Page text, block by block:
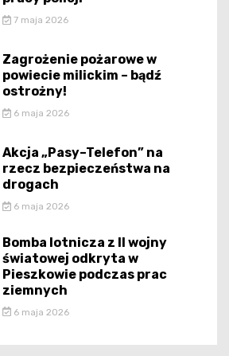
7 maja 2026
Zagrożenie pożarowe w
powiecie milickim – bądź
ostrożny!
6 maja 2026
Akcja „Pasy–Telefon” na
rzecz bezpieczeństwa na
drogach
6 maja 2026
Bomba lotnicza z II wojny
światowej odkryta w
Pieszkowie podczas prac
ziemnych
6 maja 2026